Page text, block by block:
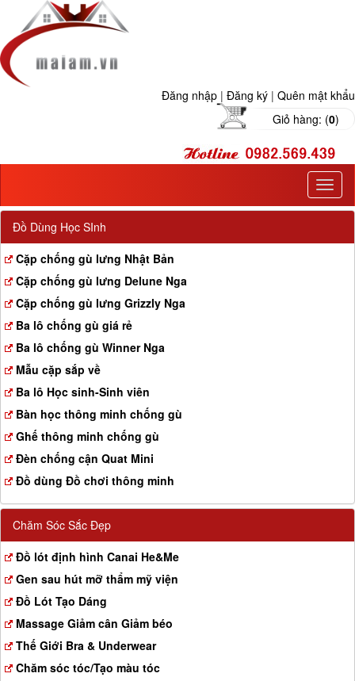
Đăng nhập | Đăng ký | Quên mật khẩu
Giỏ hàng: (0)
T
o
Đồ Dùng Học SInh
Cặp chống gù lưng Nhật Bản
Cặp chống gù lưng Delune Nga
Cặp chống gù lưng Grizzly Nga
Ba lô chống gù giá rẻ
Ba lô chống gù Winner Nga
Mẫu cặp sắp về
Ba lô Học sinh-Sinh viên
Bàn học thông minh chống gù
Ghế thông minh chống gù
Đèn chống cận Quat Mini
Đồ dùng Đồ chơi thông minh
Chăm Sóc Sắc Đẹp
Đồ lót định hình Canai He&Me
Gen sau hút mỡ thẩm mỹ viện
Đồ Lót Tạo Dáng
Massage Giảm cân Giảm béo
Thế Giới Bra & Underwear
Chăm sóc tóc/Tạo màu tóc